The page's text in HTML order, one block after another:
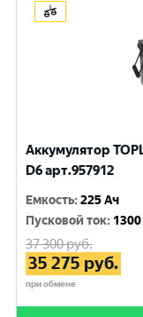
Аккумулятор
D6 арт.957912
Емкость:225 Ач
Пусковой ток:
37 300руб.
35 275 руб.
при обмене